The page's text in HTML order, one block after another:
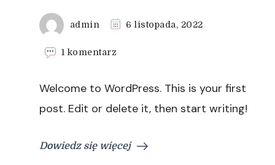
admin 6 listopada, 2022
1 komentarz
Welcome to WordPress. This is your first
post. Edit or delete it, then start writing!
Dowiedz się więcej